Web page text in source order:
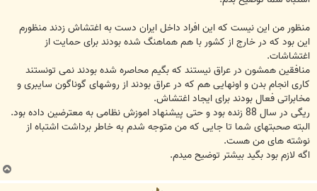
منظور من این نیست که این افراد داخل ایران دست به اغتشاش زدند منظورم
این بود که در خارج از کشور با هم هماهنگ شده بودند برای حمایت از
اغتشاشات.
منافقین همشون در عراق نیستند که بگیم محاصره شده بودند نمی تونستند
کاری انجام بدن و اونهایی هم که در عراق بودند از روشهای گوناگون سایبری و
مخابراتی فعال بودند برای ایجاد اغتشاش.
ریگی در سال 88 زنده بود و حتی پیشنهاد اموزش نظامی به معترضین داده بود.
البته صحبتهای شما تا جایی که من متوجه شدم به خاطر برداشت اشتباه از
نوشته های من هست.
اگه لازم بود بگید بیشتر توضیح میدم.
ب
ا